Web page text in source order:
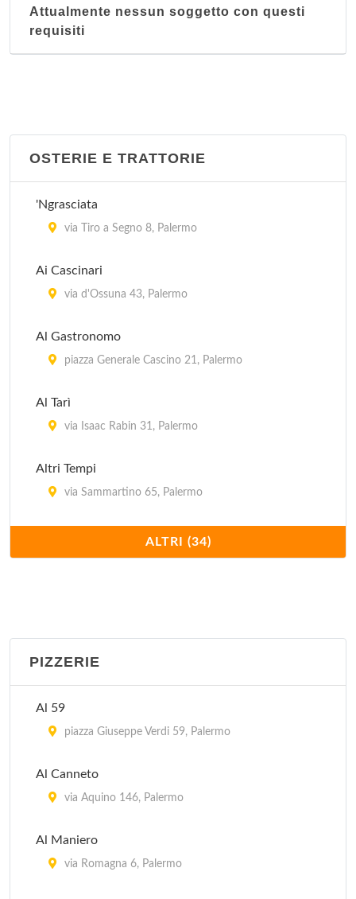
Attualmente nessun soggetto con questi
requisiti
OSTERIE E TRATTORIE
'Ngrasciata
via Tiro a Segno 8, Palermo
Ai Cascinari
via d'Ossuna 43, Palermo
Al Gastronomo
piazza Generale Cascino 21, Palermo
Al Tarì
via Isaac Rabin 31, Palermo
Altri Tempi
via Sammartino 65, Palermo
via Giacalone 3, Palermo
Basile
Biondo
Borgo Blu
Carlotta
ALTRI (34)
PIZZERIE
Al 59
piazza Giuseppe Verdi 59, Palermo
Al Canneto
via Aquino 146, Palermo
Al Maniero
via Romagna 6, Palermo